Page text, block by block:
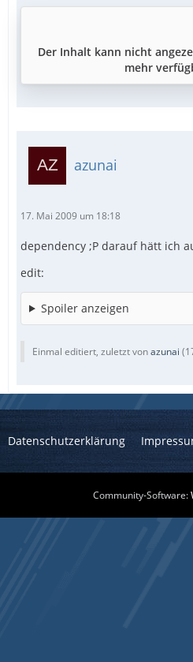
Der Inhalt kann nicht
mehr
azunai
17. Mai 2009 um 18:18
dependency ;P darauf hätt ich
edit:
Spoiler anzeigen
Einmal editiert, zuletzt vonazunai (
Datenschutzerklärung
Community-Software: